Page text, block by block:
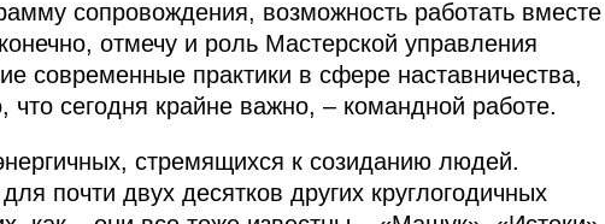
сопровождения, возможность работать вместе
отмечу и роль Мастерской управления
современные практики в сфере наставничества,
что сегодня крайне важно, – командной работе.
стремящихся к созиданию людей.
почти двух десятков других круглогодичных